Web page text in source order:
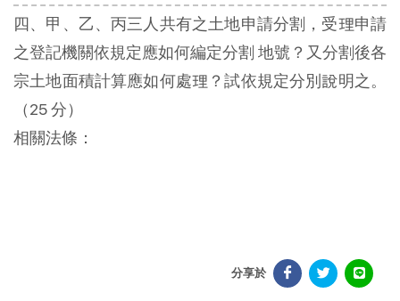
四、甲、乙、丙三人共有之土地申請分割，受理申請
之登記機關依規定應如何編定分割 地號？又分割後各
宗土地面積計算應如何處理？試依規定分別說明之。
（25 分）
相關法條：
分享於